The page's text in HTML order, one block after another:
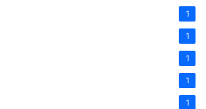
1
1
1
1
1